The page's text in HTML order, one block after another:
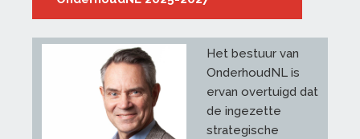
Het bestuur van
OnderhoudNL is
ervan overtuigd dat
de ingezette
strategische